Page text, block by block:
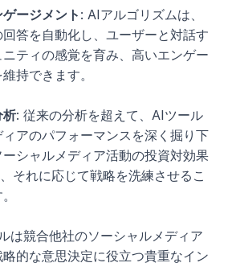
ージメント: AIアルゴリズムは、
答を自動化し、ユーザーと対話す
ティの感覚を育み、高いエンゲー
持できます。
析: 従来の分析を超えて、AIツール
アのパフォーマンスを深く掘り下
シャルメディア活動の投資対効果
、それに応じて戦略を洗練させるこ
は競合他社のソーシャルメディア
的な意思決定に役立つ貴重なイン